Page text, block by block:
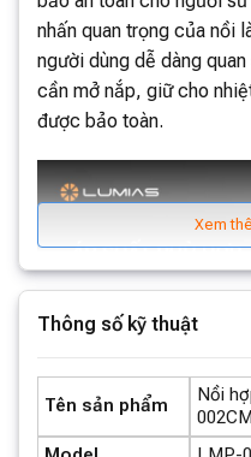
nhấn quan trọng của nồi
người dùng dễ dàng
cần mở nắp, giữ cho
được bảo toàn.
Xem
Thông số kỹ thuật
Tên sản phẩm
Nồi
002CM